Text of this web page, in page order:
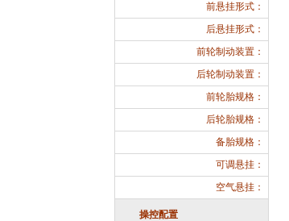
前悬挂形式：
后悬挂形式：
前轮制动装置：
后轮制动装置：
前轮胎规格：
后轮胎规格：
备胎规格：
可调悬挂：
空气悬挂：
操控配置